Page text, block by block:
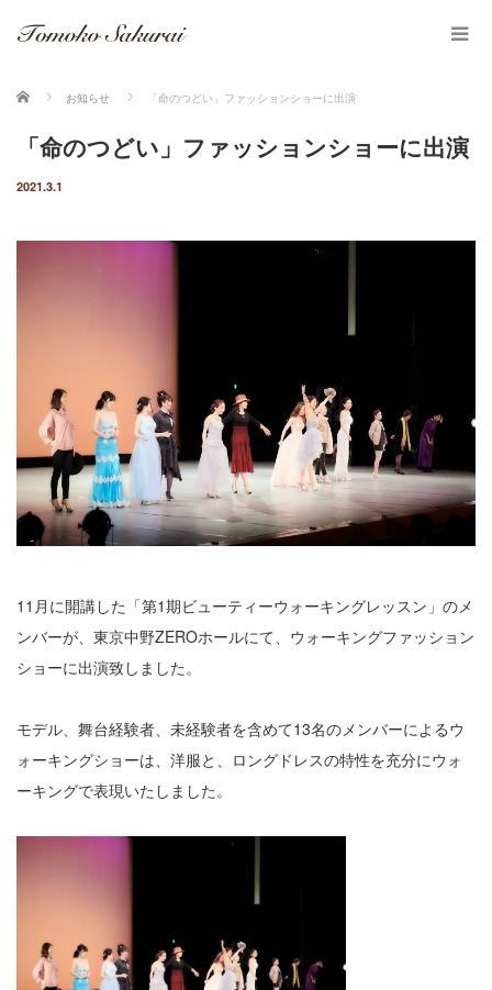
ホーム お知らせ 「命のつどい」ファッションショーに出演
「命のつどい」ファッションショーに出演
2021.3.1
11月に開講した「第1期ビューティーウォーキングレッスン」のメ
ンバーが、東京中野ZEROホールにて、ウォーキングファッション
ショーに出演致しました。
モデル、舞台経験者、未経験者を含めて13名のメンバーによるウ
ォーキングショーは、洋服と、ロングドレスの特性を充分にウォ
ーキングで表現いたしました。